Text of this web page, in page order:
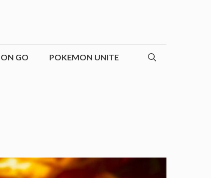
GO POKEMON UNITE